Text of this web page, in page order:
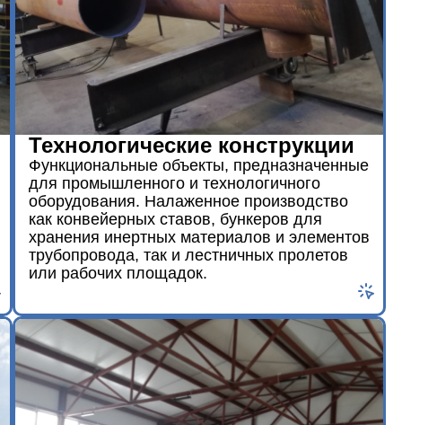
Технологические конструкции
Функциональные объекты, предназначенные
для промышленного и технологичного
оборудования. Налаженное производство
как конвейерных ставов, бункеров для
хранения инертных материалов и элементов
трубопровода, так и лестничных пролетов
или рабочих площадок.